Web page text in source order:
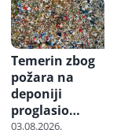
Temerin zbog
požara na
deponiji
proglasio
vanrednu
03.08.2026.